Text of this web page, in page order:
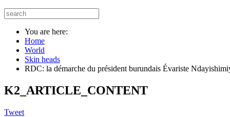
You are here:
Home
World
Skin heads
RDC: la démarche du président burundais Évariste
K2_ARTICLE_CONTENT
Tweet